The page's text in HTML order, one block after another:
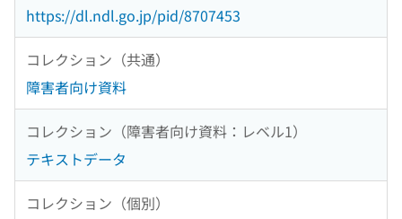
https://dl.ndl.go.jp/pid/8707453
コレクション（共通）
障害者向け資料
コレクション（障害者向け資料：レベル1）
テキストデータ
コレクション（個別）